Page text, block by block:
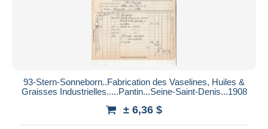
93-Stern-Sonneborn..Fabrication des Vaselines, Huiles &
Graisses Industrielles.....Pantin...Seine-Saint-Denis...1908
± 6,36 $